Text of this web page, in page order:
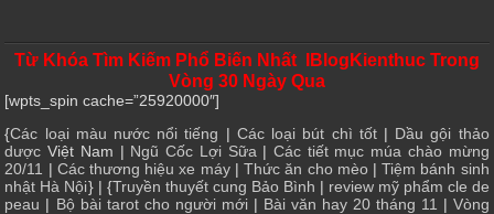
Từ Khóa Tìm Kiếm Phổ Biến Nhất IBlogKienthuc Trong
Vòng 30 Ngày Qua
[wpts_spin cache=”25920000″]
{Các loại màu nước nổi tiếng | Các loại bút chì tốt| Dầu gội thảo
dược Việt Nam | Ngũ Cốc Lợi Sữa| Các tiết mục múa chào mừng
20/11 | Các thương hiệu xe máy|Thức ăn cho mèo|Tiệm bánh sinh
nhật Hà Nội} | {Truyền thuyết cung Bảo Bình | review mỹ phẩm cle de
peau | Bộ bài tarot cho người mới| Bài văn hay 20 tháng 11 | Vòng